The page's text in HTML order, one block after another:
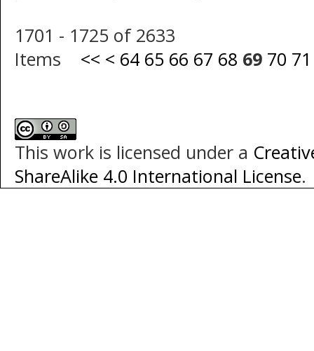
1701 - 1725 of 2633
Items << < 64 65 66 67 68 69 70 71
This work is licensed under a
ShareAlike 4.0 International License.